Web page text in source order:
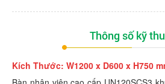
Thông số kỹ
Kích Thước: W1200 x D600 x H750